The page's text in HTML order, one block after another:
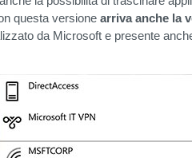
questa versione arriva anche la
da Microsoft e presente